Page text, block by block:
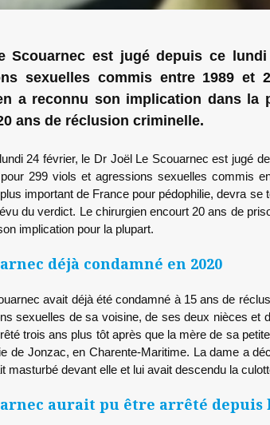
Scouarnec est jugé depuis ce
sexuelles commis entre 1989 et
a reconnu son implication dans la
ans de réclusion criminelle.
24 février, le Dr Joël Le Scouarnec est jugé
299 viols et agressions sexuelles commis
important de France pour pédophilie, devra se
du verdict. Le chirurgien encourt 20 ans de
implication pour la plupart.
déjà condamné en 2020
avait déjà été condamné à 15 ans de
sexuelles de sa voisine, de ses deux nièces et
trois ans plus tôt après que la mère de sa
de Jonzac, en Charente-Maritime. La dame a
masturbé devant elle et lui avait descendu la
aurait pu être arrêté depuis